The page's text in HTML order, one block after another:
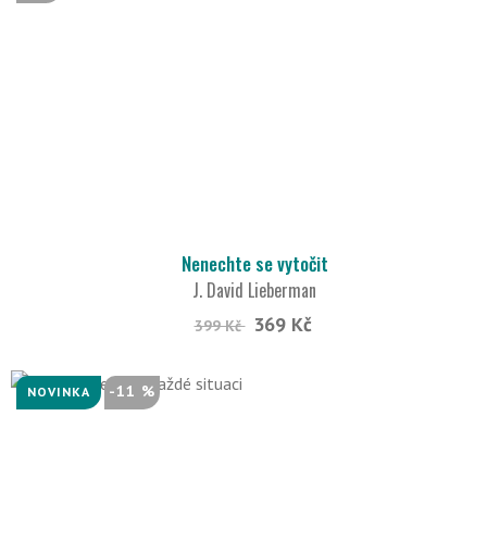
Nenechte se vytočit
J. David Lieberman
399 Kč 369 Kč
NOVINKA -11 %